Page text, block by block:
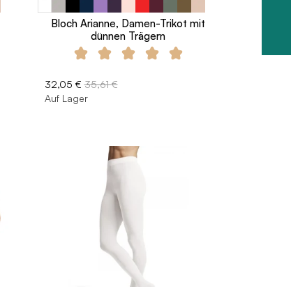
Bloch Arianne, Damen-Trikot mit
dünnen Trägern
32,05 € 35,61 €
Auf Lager